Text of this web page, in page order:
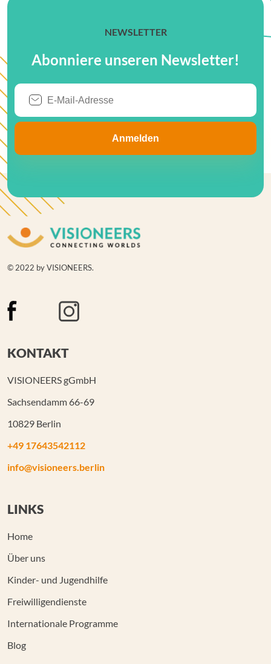
NEWSLETTER
Abonniere unseren Newsletter!
© 2022 by VISIONEERS.
KONTAKT
VISIONEERS gGmbH
Sachsendamm 66-69
10829 Berlin
+49 17643542112
info@visioneers.berlin
LINKS
Home
Über uns
Kinder- und Jugendhilfe
Freiwilligendienste
Internationale Programme
Blog